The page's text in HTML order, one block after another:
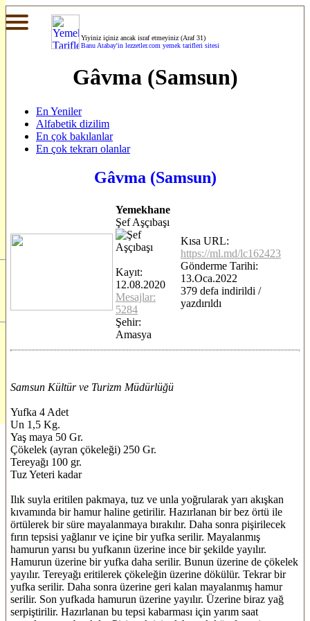
Yiyiniz içiniz ancak israf etmeyiniz (Araf 31)
Banu Atabay'in lezzetler.com yemek tarifleri sitesi
Gâvma (Samsun)
En Yeniler
Alfabetik dizilim
En çok bakılanlar
En çok tekrarı olanlar
Gâvma (Samsun)
Yemekhane
Şef Aşçıbaşı
Kayıt:
12.08.2020
Mesajlar:
5284
Şehir:
Amasya
Kısa URL:
https://ml.md/lc162423
Gönderme Tarihi:
13.Oca.2022
379 defa indirildi /
yazdırıldı
Samsun Kültür ve Turizm Müdürlüğü
Yufka 4 Adet
Un 1,5 Kg.
Yaş maya 50 Gr.
Çökelek (ayran çökeleği) 250 Gr.
Tereyağı 100 gr.
Tuz Yeteri kadar
Ilık suyla eritilen pakmaya, tuz ve unla yoğrularak yarı akışkan
kıvamında bir hamur haline getirilir. Hazırlanan bir bez örtü ile
örtülerek bir süre mayalanmaya bırakılır. Daha sonra pişirilecek
fırın tepsisi yağlanır ve içine bir yufka serilir. Mayalanmış
hamurun yarısı bu yufkanın üzerine ince bir şekilde yayılır.
Hamurun üzerine bir yufka daha serilir. Bunun üzerine de çökelek
yayılır. Tereyağı eritilerek çökeleğin üzerine dökülür. Tekrar bir
yufka serilir. Daha sonra üzerine geri kalan mayalanmış hamur
serilir. Son yufkada hamurun üzerine yayılır. Üzerine biraz yağ
serpiştirilir. Hazırlanan bu tepsi kabarması için yarım saat